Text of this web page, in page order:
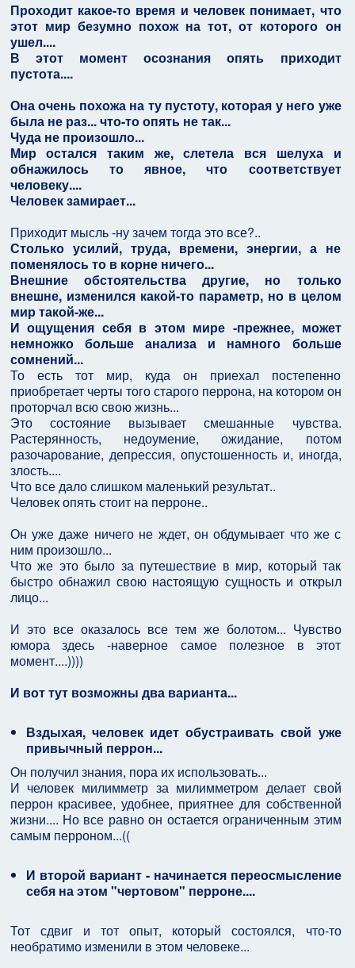
Проходит какое-то время и человек понимает, что
этот мир безумно похож на тот, от которого он
ушел....
В этот момент осознания опять приходит
пустота....
Она очень похожа на ту пустоту, которая у него уже
была не раз... что-то опять не так...
Чуда не произошло...
Мир остался таким же, слетела вся шелуха и
обнажилось то явное, что соответствует
человеку....
Человек замирает...
Приходит мысль -ну зачем тогда это все?..
Столько усилий, труда, времени, энергии, а не
поменялось то в корне ничего...
Внешние обстоятельства другие, но только
внешне, изменился какой-то параметр, но в целом
мир такой-же...
И ощущения себя в этом мире -прежнее, может
немножко больше анализа и намного больше
сомнений...
То есть тот мир, куда он приехал постепенно
приобретает черты того старого перрона, на котором он
проторчал всю свою жизнь...
Это состояние вызывает смешанные чувства.
Растерянность, недоумение, ожидание, потом
разочарование, депрессия, опустошенность и, иногда,
злость....
Что все дало слишком маленький результат..
Человек опять стоит на перроне..
Он уже даже ничего не ждет, он обдумывает что же с
ним произошло...
Что же это было за путешествие в мир, который так
быстро обнажил свою настоящую сущность и открыл
лицо...
И это все оказалось все тем же болотом... Чувство
юмора здесь -наверное самое полезное в этот
момент....))))
И вот тут возможны два варианта...
Вздыхая, человек идет обустраивать свой уже
привычный перрон...
Он получил знания, пора их использовать...
И человек милимметр за милимметром делает свой
перрон красивее, удобнее, приятнее для собственной
жизни.... Но все равно он остается ограниченным этим
самым перроном...((
И второй вариант - начинается переосмысление
себя на этом "чертовом" перроне....
Тот сдвиг и тот опыт, который состоялся, что-то
необратимо изменили в этом человеке...